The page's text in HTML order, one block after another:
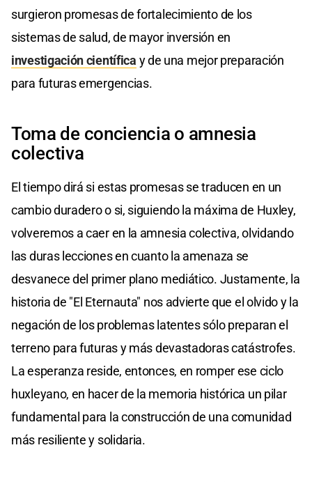
surgieron promesas de fortalecimiento de los
sistemas de salud, de mayor inversión en
investigación científica y de una mejor preparación
para futuras emergencias.
Toma de conciencia o amnesia
colectiva
El tiempo dirá si estas promesas se traducen en un
cambio duradero o si, siguiendo la máxima de Huxley,
volveremos a caer en la amnesia colectiva, olvidando
las duras lecciones en cuanto la amenaza se
desvanece del primer plano mediático. Justamente, la
historia de "El Eternauta" nos advierte que el olvido y la
negación de los problemas latentes sólo preparan el
terreno para futuras y más devastadoras catástrofes.
La esperanza reside, entonces, en romper ese ciclo
huxleyano, en hacer de la memoria histórica un pilar
fundamental para la construcción de una comunidad
más resiliente y solidaria.